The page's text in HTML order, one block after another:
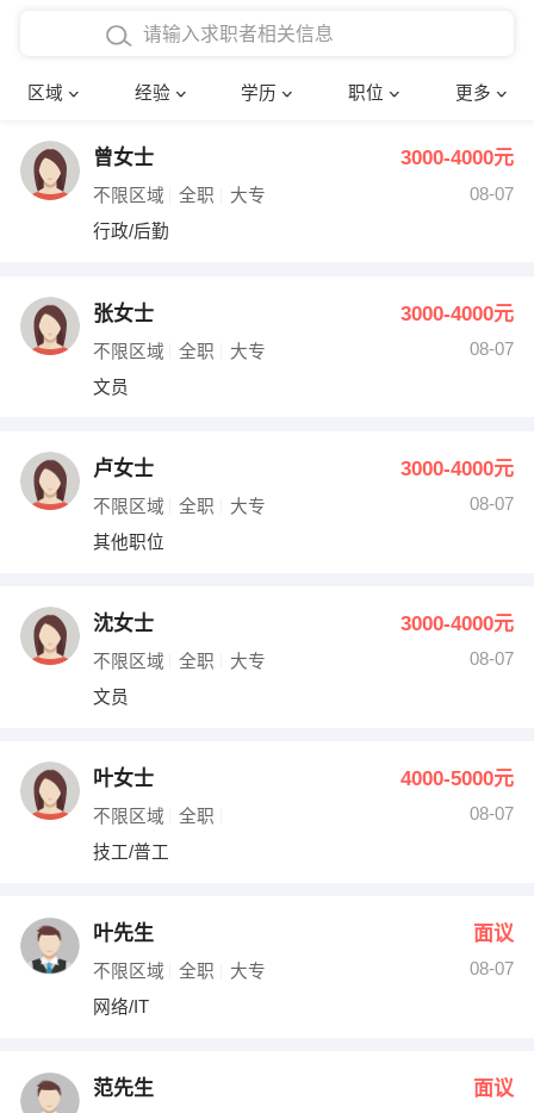
区域 经验 学历 职位 更多
在校学生工作经验
四年以上工作经验
五年以上工作经验
博士
文员 护士
财务会计
网络IT
收银员
水电/机修
编辑 法律
其他职位
确定
曾女士 3000-4000元
不限区域 全职 大专
08-07
行政/后勤
张女士 3000-4000元
不限区域 全职 大专
08-07
文员
卢女士 3000-4000元
不限区域 全职 大专
08-07
其他职位
沈女士 3000-4000元
不限区域 全职 大专
08-07
文员
叶女士 4000-5000元
不限区域 全职
08-07
技工/普工
叶先生 面议
不限区域 全职 大专
08-07
网络/IT
范先生 面议